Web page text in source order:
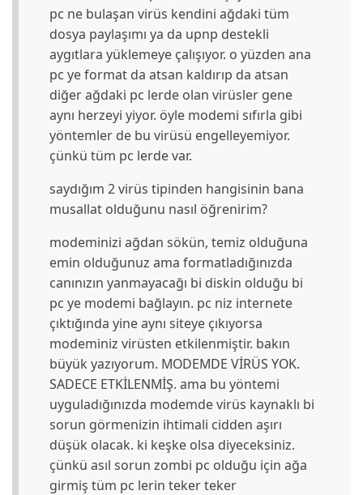
pc ne bulaşan virüs kendini ağdaki tüm
dosya paylaşımı ya da upnp destekli
aygıtlara yüklemeye çalışıyor. o yüzden ana
pc ye format da atsan kaldırıp da atsan
diğer ağdaki pc lerde olan virüsler gene
aynı herzeyi yiyor. öyle modemi sıfırla gibi
yöntemler de bu virüsü engelleyemiyor.
çünkü tüm pc lerde var.
saydığım 2 virüs tipinden hangisinin bana
musallat olduğunu nasıl öğrenirim?
modeminizi ağdan sökün, temiz olduğuna
emin olduğunuz ama formatladığınızda
canınızın yanmayacağı bi diskin olduğu bi
pc ye modemi bağlayın. pc niz internete
çıktığında yine aynı siteye çıkıyorsa
modeminiz virüsten etkilenmiştir. bakın
büyük yazıyorum. MODEMDE VİRÜS YOK.
SADECE ETKİLENMİŞ. ama bu yöntemi
uyguladığınızda modemde virüs kaynaklı bi
sorun görmenizin ihtimali cidden aşırı
düşük olacak. ki keşke olsa diyeceksiniz.
çünkü asıl sorun zombi pc olduğu için ağa
girmiş tüm pc lerin teker teker